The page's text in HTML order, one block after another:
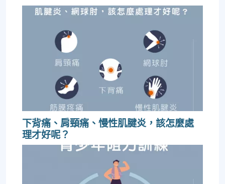
下背痛、肩頸痛、慢性肌腱炎，該怎麼處
理才好呢？